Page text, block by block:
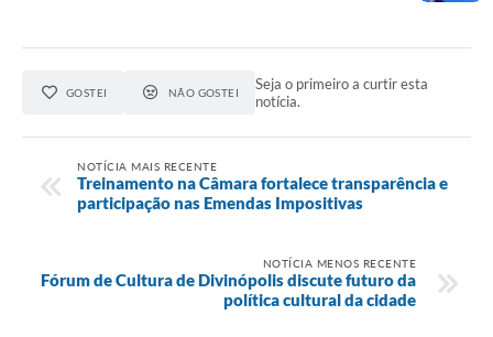
GOSTEI NÃO GOSTEI
Seja o primeiro a curtir esta
notícia.
NOTÍCIA MAIS RECENTE
Treinamento na Câmara fortalece transparência e
participação nas Emendas Impositivas
NOTÍCIA MENOS RECENTE
Fórum de Cultura de Divinópolis discute futuro da
política cultural da cidade